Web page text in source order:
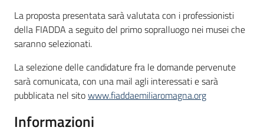
La proposta presentata sarà valutata con i professionisti
della FIADDA a seguito del primo sopralluogo nei musei che
saranno selezionati.
La selezione delle candidature fra le domande pervenute
sarà comunicata, con una mail agli interessati e sarà
pubblicata nel sitowww.fiaddaemiliaromagna.org
Informazioni